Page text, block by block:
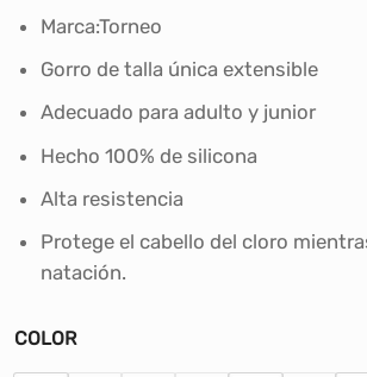
original
era:
S/25.00.
es:
S/15.00.
Marca:Torneo
Gorro de talla única extensible
Adecuado para adulto y junior
Hecho 100% de silicona
Alta resistencia
Protege el cabello del cloro
natación.
COLOR